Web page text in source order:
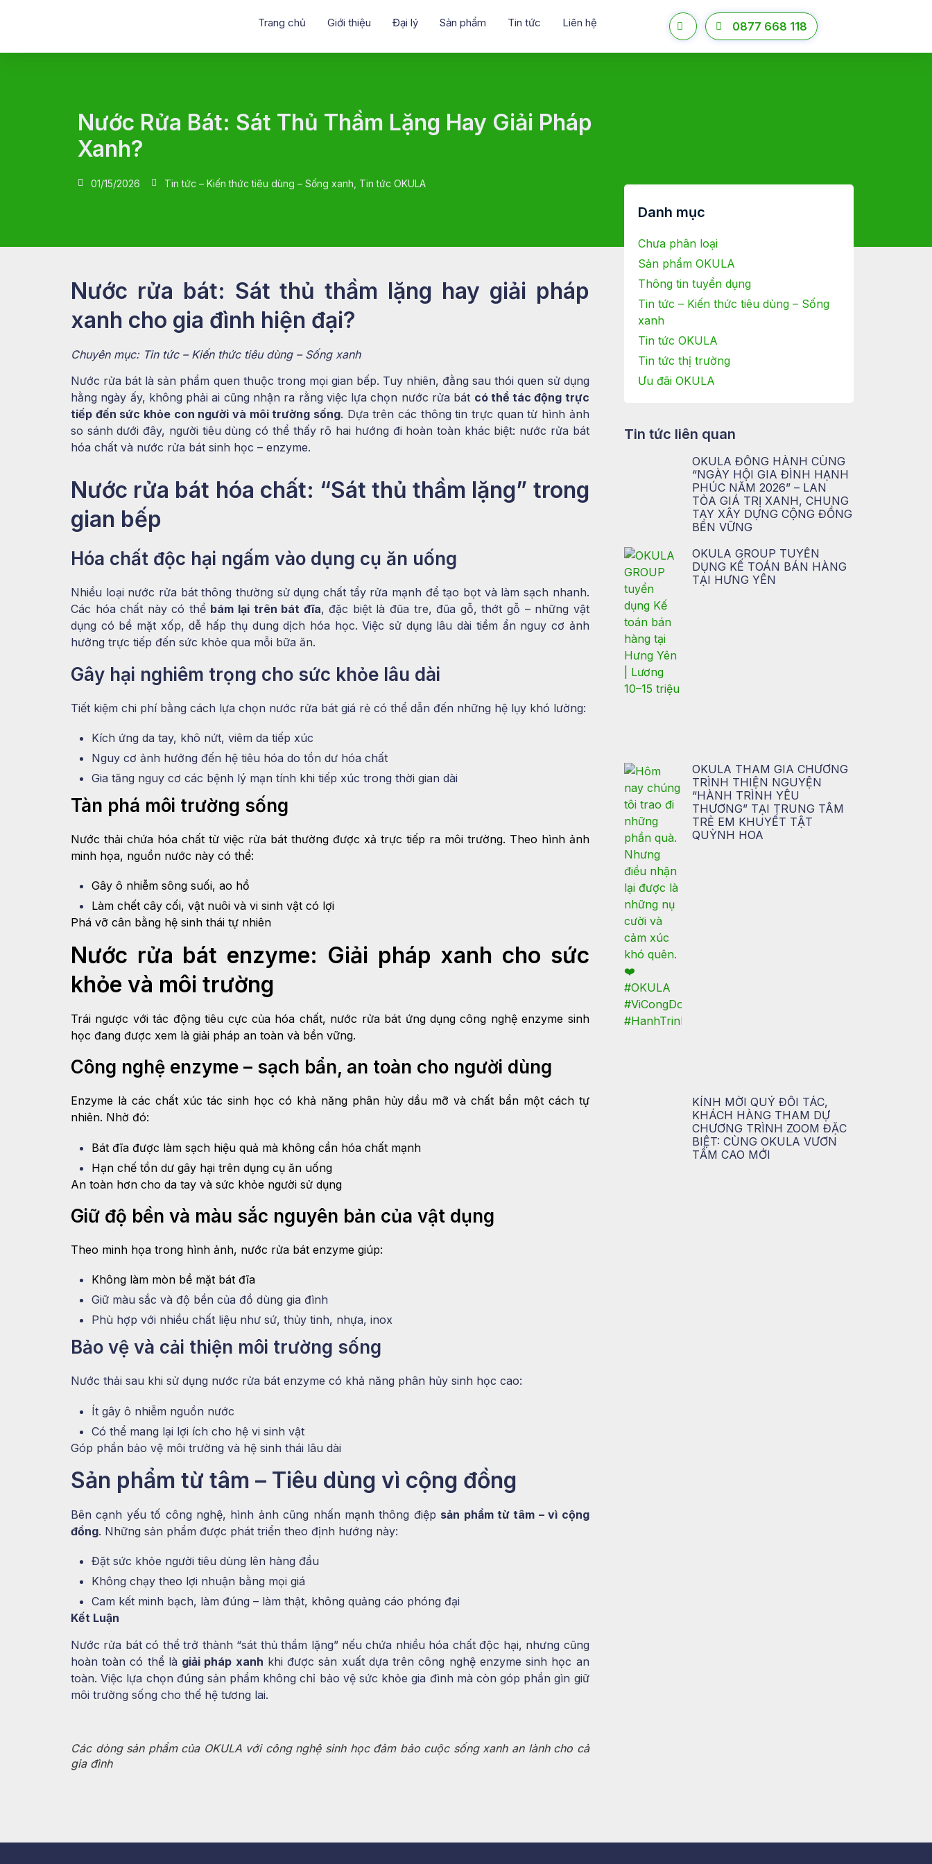
Trang chủ Giới thiệu Đại lý Sản phẩm Tin tức Liên hệ 0877 668 118
Nước Rửa Bát: Sát Thủ Thầm Lặng Hay Giải Pháp
Xanh?
01/15/2026 Tin tức – Kiến thức tiêu dùng – Sống xanh Tin tức OKULA
Nước rửa bát: Sát thủ thầm lặng hay giải pháp
xanh cho gia đình hiện đại?
Chuyên mục: Tin tức – Kiến thức tiêu dùng – Sống xanh
Nước rửa bát là sản phẩm quen thuộc trong mọi gian bếp. Tuy nhiên, đằng sau thói quen sử dụng
hằng ngày ấy, không phải ai cũng nhận ra rằng việc lựa chọn nước rửa bát có thể tác động trực
tiếp đến sức khỏe con người và môi trường sống. Dựa trên các thông tin trực quan từ hình ảnh
so sánh dưới đây, người tiêu dùng có thể thấy rõ hai hướng đi hoàn toàn khác biệt: nước rửa bát
hóa chất và nước rửa bát sinh học – enzyme.
Nước rửa bát hóa chất: “Sát thủ thầm lặng” trong
gian bếp
Hóa chất độc hại ngấm vào dụng cụ ăn uống
Nhiều loại nước rửa bát thông thường sử dụng chất tẩy rửa mạnh để tạo bọt và làm sạch nhanh.
Các hóa chất này có thể bám lại trên bát đĩa, đặc biệt là đũa tre, đũa gỗ, thớt gỗ – những vật
dụng có bề mặt xốp, dễ hấp thụ dung dịch hóa học. Việc sử dụng lâu dài tiềm ẩn nguy cơ ảnh
hưởng trực tiếp đến sức khỏe qua mỗi bữa ăn.
Gây hại nghiêm trọng cho sức khỏe lâu dài
Tiết kiệm chi phí bằng cách lựa chọn nước rửa bát giá rẻ có thể dẫn đến những hệ lụy khó lường:
Kích ứng da tay, khô nứt, viêm da tiếp xúc
Nguy cơ ảnh hưởng đến hệ tiêu hóa do tồn dư hóa chất
Gia tăng nguy cơ các bệnh lý mạn tính khi tiếp xúc trong thời gian dài
Tàn phá môi trường sống
Nước thải chứa hóa chất từ việc rửa bát thường được xả trực tiếp ra môi trường. Theo hình ảnh
minh họa, nguồn nước này có thể:
Gây ô nhiễm sông suối, ao hồ
Làm chết cây cối, vật nuôi và vi sinh vật có lợi
Phá vỡ cân bằng hệ sinh thái tự nhiên
Nước rửa bát enzyme: Giải pháp xanh cho sức
khỏe và môi trường
Trái ngược với tác động tiêu cực của hóa chất, nước rửa bát ứng dụng công nghệ enzyme sinh
học đang được xem là giải pháp an toàn và bền vững.
Công nghệ enzyme – sạch bẩn, an toàn cho người dùng
Enzyme là các chất xúc tác sinh học có khả năng phân hủy dầu mỡ và chất bẩn một cách tự
nhiên. Nhờ đó:
Bát đĩa được làm sạch hiệu quả mà không cần hóa chất mạnh
Hạn chế tồn dư gây hại trên dụng cụ ăn uống
An toàn hơn cho da tay và sức khỏe người sử dụng
Giữ độ bền và màu sắc nguyên bản của vật dụng
Theo minh họa trong hình ảnh, nước rửa bát enzyme giúp:
Không làm mòn bề mặt bát đĩa
Giữ màu sắc và độ bền của đồ dùng gia đình
Phù hợp với nhiều chất liệu như sứ, thủy tinh, nhựa, inox
Bảo vệ và cải thiện môi trường sống
Nước thải sau khi sử dụng nước rửa bát enzyme có khả năng phân hủy sinh học cao:
Ít gây ô nhiễm nguồn nước
Có thể mang lại lợi ích cho hệ vi sinh vật
Góp phần bảo vệ môi trường và hệ sinh thái lâu dài
Sản phẩm từ tâm – Tiêu dùng vì cộng đồng
Bên cạnh yếu tố công nghệ, hình ảnh cũng nhấn mạnh thông điệp sản phẩm từ tâm – vì cộng
đồng. Những sản phẩm được phát triển theo định hướng này:
Đặt sức khỏe người tiêu dùng lên hàng đầu
Không chạy theo lợi nhuận bằng mọi giá
Cam kết minh bạch, làm đúng – làm thật, không quảng cáo phóng đại
Kết Luận
Nước rửa bát có thể trở thành “sát thủ thầm lặng” nếu chứa nhiều hóa chất độc hại, nhưng cũng
hoàn toàn có thể là giải pháp xanh khi được sản xuất dựa trên công nghệ enzyme sinh học an
toàn. Việc lựa chọn đúng sản phẩm không chỉ bảo vệ sức khỏe gia đình mà còn góp phần gìn giữ
môi trường sống cho thế hệ tương lai.
Các dòng sản phẩm của OKULA với công nghệ sinh học đảm bảo cuộc sống xanh an lành cho cả
gia đình
Danh mục
Chưa phân loại
Sản phẩm OKULA
Thông tin tuyển dụng
Tin tức – Kiến thức tiêu dùng – Sống
xanh
Tin tức OKULA
Tin tức thị trường
Ưu đãi OKULA
Tin tức liên quan
OKULA ĐỒNG HÀNH CÙNG
“NGÀY HỘI GIA ĐÌNH HẠNH
PHÚC NĂM 2026” – LAN
TỎA GIÁ TRỊ XANH, CHUNG
TAY XÂY DỰNG CỘNG ĐỒNG
BỀN VỮNG
OKULA GROUP TUYỂN
DỤNG KẾ TOÁN BÁN HÀNG
TẠI HƯNG YÊN
OKULA THAM GIA CHƯƠNG
TRÌNH THIỆN NGUYỆN
“HÀNH TRÌNH YÊU
THƯƠNG” TẠI TRUNG TÂM
TRẺ EM KHUYẾT TẬT
QUỲNH HOA
KÍNH MỜI QUÝ ĐỐI TÁC,
KHÁCH HÀNG THAM DỰ
CHƯƠNG TRÌNH ZOOM ĐẶC
BIỆT: CÙNG OKULA VƯƠN
TẦM CAO MỚI